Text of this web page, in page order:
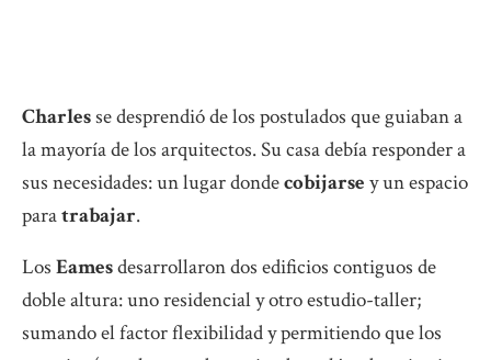
Charlesse desprendió de los postulados que guiaban a
la mayoría de los arquitectos. Su casa debía responder a
sus necesidades: un lugar dondecobijarse y un espacio
paratrabajar.
Los Eamesdesarrollaron dos edificios contiguos de
doble altura: uno residencial y otro estudio-taller;
sumando el factor flexibilidad y permitiendo que los